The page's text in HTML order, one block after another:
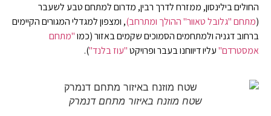
החולים בילינסון, ממזרח לדרך רבין, מדרום למתחם טבע לשעבר
(מתחם "גלובל טאוור" ההולך ומתרחב), ומצפון למגדלי המגורים הקיימים
ברחוב דגניה ולמתחמים הסמוכים שקמים באזור (כמו"מתחם
אמסטרדם"עליו דיווחנו בעבר ופרויקט"עוז בלנד").
שטח מוזנח באיזור מתחם דנמרק